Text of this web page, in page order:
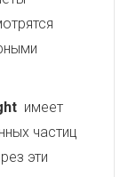
имеет
частиц
эти